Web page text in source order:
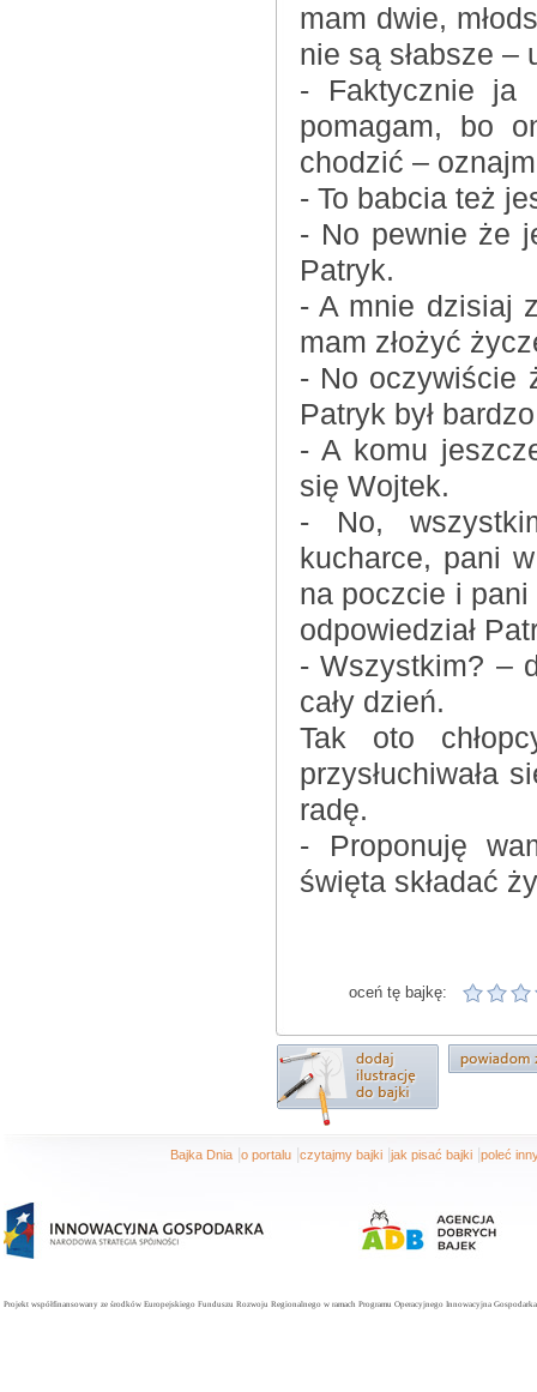
mam dwie,
nie są słabsze –
- Faktycznie ja
pomagam, bo
chodzić –
- To babcia też
- No pewnie że
Patryk.
- A mnie dzisiaj
mam złożyć
- No oczywiście
Patryk był
- A komu
się Wojtek.
- No,
kucharce, pani
na poczcie i
odpowiedział
- Wszystkim? –
cały dzień.
Tak oto
przysłuchiwała
radę.
- Proponuję
święta składać
oceń tę bajkę:
Bajka Dnia o portalu czytajmy bajki jak pisać bajki poleć
Projekt współfinansowany ze środków Europejskiego Funduszu Rozwoju Regionalnego w ramach Programu Operacyjnego Innowacyjna